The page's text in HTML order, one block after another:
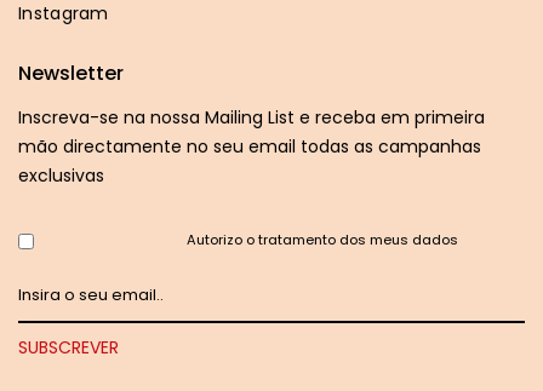
Instagram
Newsletter
Inscreva-se na nossa Mailing List e receba em primeira
mão directamente no seu email todas as campanhas
exclusivas
Autorizo o tratamento dos meus dados